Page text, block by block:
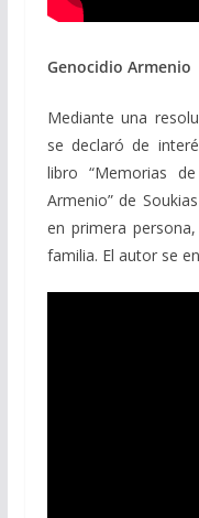
Genocidio Armenio
Mediante una
se declaró de
libro “Memorias
Armenio” de
en primera
familia. El autor se